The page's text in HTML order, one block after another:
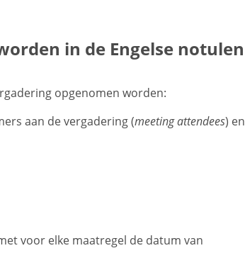
in de Engelse notulen
opgenomen worden:
aan de vergadering (meeting attendees) en
voor elke maatregel de datum van